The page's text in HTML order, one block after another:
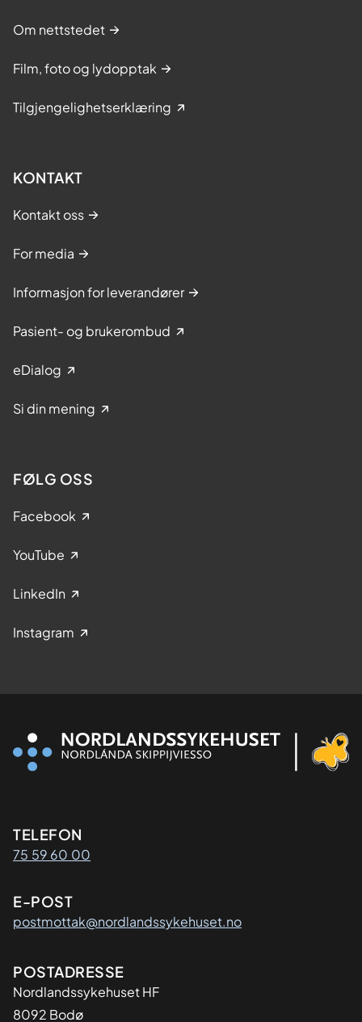
Om nettstedet
Film, foto og lydopptak
Tilgjengelighetserklæring
KONTAKT
Kontakt oss
For media
Informasjon for leverandører
Pasient- og brukerombud
eDialog
Si din mening
FØLG OSS
Facebook
YouTube
LinkedIn
Instagram
Kontaktinformasjon
TELEFON
75 59 60 00
E-POST
postmottak@nordlandssykehuset.no
Adresse
POSTADRESSE
Nordlandssykehuset HF
8092 Bodø